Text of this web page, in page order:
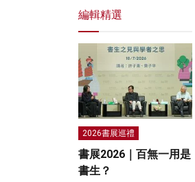
編輯精選
2026書展巡禮
書展2026｜百無一用是
書生？